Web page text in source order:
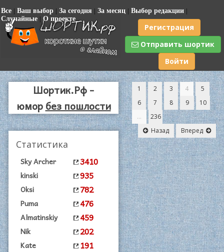
Все | Ваш выбор | За сегодня | За месяц | Выбор редакции |
Случайные | О проекте
Регистрация
Отправить шортик
Войти
Шортик.Рф -
юморбез пошлости
Статистика
Sky Archer 3410
kinski 935
Oksi 782
Puma 476
Almatinskiy 459
Nik 202
Kate 191
1 2 3 4
5
6
7 8 9
10
...
236
Назад
Вперед
|
-